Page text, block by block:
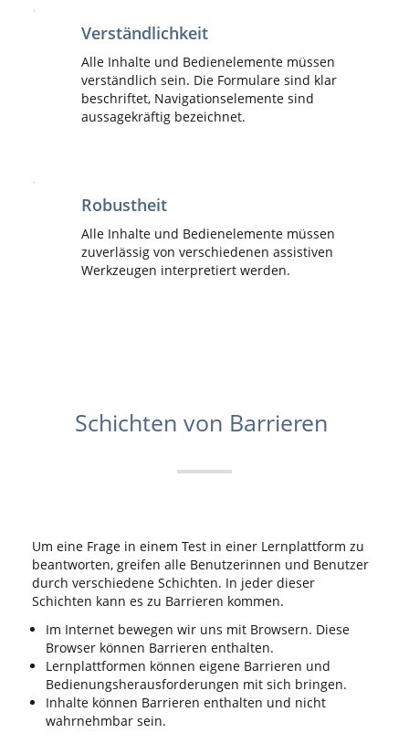
Verständlichkeit
Alle Inhalte und Bedienelemente müssen
verständlich sein. Die Formulare sind klar
beschriftet, Navigationselemente sind
aussagekräftig bezeichnet.
Robustheit
Alle Inhalte und Bedienelemente müssen
zuverlässig von verschiedenen assistiven
Werkzeugen interpretiert werden.
Schichten von Barrieren
Um eine Frage in einem Test in einer Lernplattform zu
beantworten, greifen alle Benutzerinnen und Benutzer
durch verschiedene Schichten. In jeder dieser
Schichten kann es zu Barrieren kommen.
Im Internet bewegen wir uns mit Browsern. Diese
Browser können Barrieren enthalten.
Lernplattformen können eigene Barrieren und
Bedienungsherausforderungen mit sich bringen.
Inhalte können Barrieren enthalten und nicht
wahrnehmbar sein.